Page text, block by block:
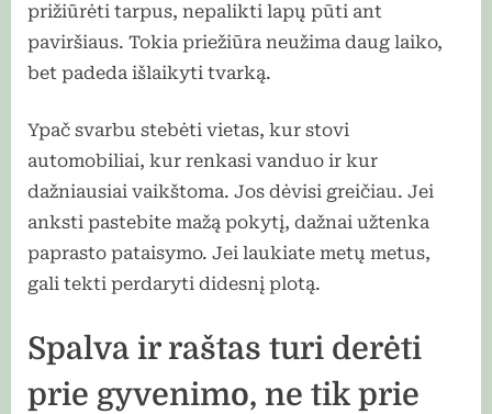
prižiūrėti tarpus, nepalikti lapų pūti ant
paviršiaus. Tokia priežiūra neužima daug laiko,
bet padeda išlaikyti tvarką.
Ypač svarbu stebėti vietas, kur stovi
automobiliai, kur renkasi vanduo ir kur
dažniausiai vaikštoma. Jos dėvisi greičiau. Jei
anksti pastebite mažą pokytį, dažnai užtenka
paprasto pataisymo. Jei laukiate metų metus,
gali tekti perdaryti didesnį plotą.
Spalva ir raštas turi derėti
prie gyvenimo, ne tik prie